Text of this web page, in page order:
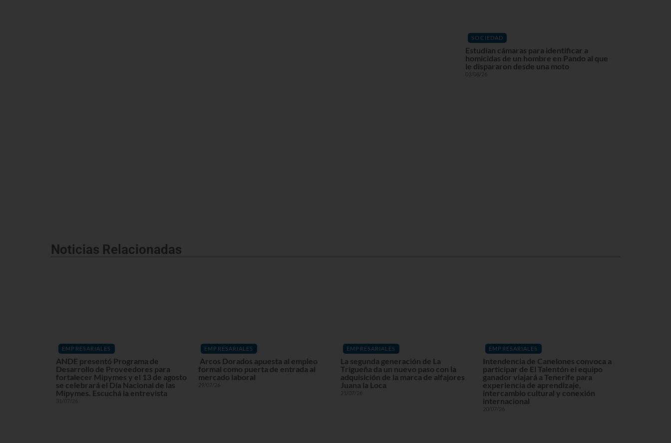
SOCIEDAD
Estudian cámaras para identificar a
homicidas de un hombre en Pando al que
le dispararon desde una moto
03/08/26
Noticias Relacionadas
EMPRESARIALES
ANDE presentó Programa de
Desarrollo de Proveedores para
fortalecer Mipymes y el 13 de agosto
se celebrará el Día Nacional de las
Mipymes. Escuchá la entrevista
31/07/26
EMPRESARIALES
Arcos Dorados apuesta al empleo
formal como puerta de entrada al
mercado laboral
29/07/26
EMPRESARIALES
La segunda generación de La
Trigueña da un nuevo paso con la
adquisición de la marca de alfajores
Juana la Loca
21/07/26
EMPRESARIALES
Intendencia de Canelones convoca a
participar de El Talentón el equipo
ganador viajará a Tenerife para
experiencia de aprendizaje,
intercambio cultural y conexión
internacional
20/07/26